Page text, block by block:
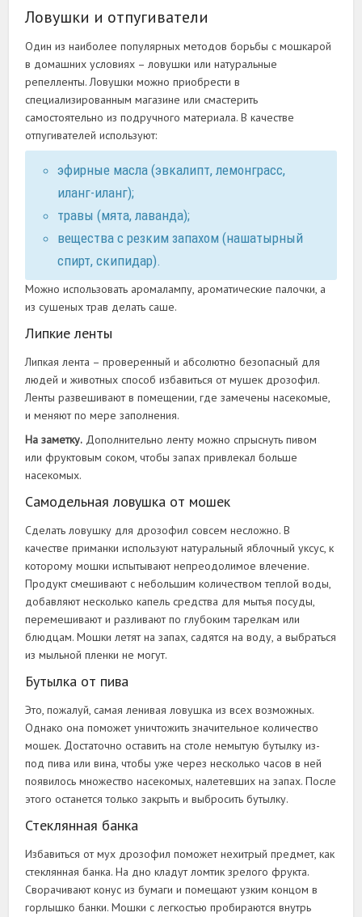
Ловушки и отпугиватели
Один из наиболее популярных методов борьбы с мошкарой
в домашних условиях – ловушки или натуральные
репелленты. Ловушки можно приобрести в
специализированным магазине или смастерить
самостоятельно из подручного материала. В качестве
отпугивателей используют:
эфирные масла (эвкалипт, лемонграсс,
иланг-иланг);
травы (мята, лаванда);
вещества с резким запахом (нашатырный
спирт, скипидар).
Можно использовать аромалампу, ароматические палочки, а
из сушеных трав делать саше.
Липкие ленты
Липкая лента – проверенный и абсолютно безопасный для
людей и животных способ избавиться от мушек дрозофил.
Ленты развешивают в помещении, где замечены насекомые,
и меняют по мере заполнения.
На заметку. Дополнительно ленту можно спрыснуть пивом
или фруктовым соком, чтобы запах привлекал больше
насекомых.
Самодельная ловушка от мошек
Сделать ловушку для дрозофил совсем несложно. В
качестве приманки используют натуральный яблочный уксус, к
которому мошки испытывают непреодолимое влечение.
Продукт смешивают с небольшим количеством теплой воды,
добавляют несколько капель средства для мытья посуды,
перемешивают и разливают по глубоким тарелкам или
блюдцам. Мошки летят на запах, садятся на воду, а выбраться
из мыльной пленки не могут.
Бутылка от пива
Это, пожалуй, самая ленивая ловушка из всех возможных.
Однако она поможет уничтожить значительное количество
мошек. Достаточно оставить на столе немытую бутылку из-
под пива или вина, чтобы уже через несколько часов в ней
появилось множество насекомых, налетевших на запах. После
этого останется только закрыть и выбросить бутылку.
Стеклянная банка
Избавиться от мух дрозофил поможет нехитрый предмет, как
стеклянная банка. На дно кладут ломтик зрелого фрукта.
Сворачивают конус из бумаги и помещают узким концом в
горлышко банки. Мошки с легкостью пробираются внутрь